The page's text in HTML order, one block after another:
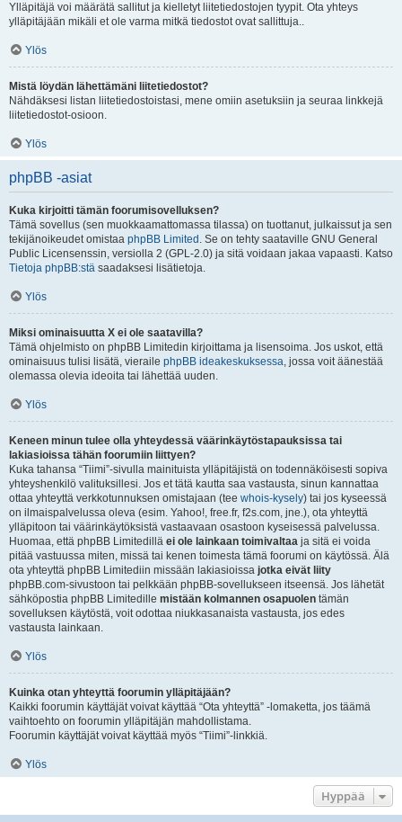
Ylläpitäjä voi määrätä sallitut ja kielletyt liitetiedostojen tyypit. Ota yhteys
ylläpitäjään mikäli et ole varma mitkä tiedostot ovat sallittuja..
Ylös
Mistä löydän lähettämäni liitetiedostot?
Nähdäksesi listan liitetiedostoistasi, mene omiin asetuksiin ja seuraa linkkejä
liitetiedostot-osioon.
Ylös
phpBB -asiat
Kuka kirjoitti tämän foorumisovelluksen?
Tämä sovellus (sen muokkaamattomassa tilassa) on tuottanut, julkaissut ja sen
tekijänoikeudet omistaa phpBB Limited . Se on tehty saataville GNU General
Public Licensenssin, versiolla 2 (GPL-2.0) ja sitä voidaan jakaa vapaasti. Katso
Tietoja phpBB:stä saadaksesi lisätietoja.
Ylös
Miksi ominaisuutta X ei ole saatavilla?
Tämä ohjelmisto on phpBB Limitedin kirjoittama ja lisensoima. Jos uskot, että
ominaisuus tulisi lisätä, vieraile phpBB ideakeskuksessa, jossa voit äänestää
olemassa olevia ideoita tai lähettää uuden.
Ylös
Keneen minun tulee olla yhteydessä väärinkäytöstapauksissa tai
lakiasioissa tähän foorumiin liittyen?
Kuka tahansa “Tiimi”-sivulla mainituista ylläpitäjistä on todennäköisesti sopiva
yhteyshenkilö valituksillesi. Jos et tätä kautta saa vastausta, sinun kannattaa
ottaa yhteyttä verkkotunnuksen omistajaan (tee whois-kysely) tai jos kyseessä
on ilmaispalvelussa oleva (esim. Yahoo!, free.fr, f2s.com, jne.), ota yhteyttä
ylläpitoon tai väärinkäytöksistä vastaavaan osastoon kyseisessä palvelussa.
Huomaa, että phpBB Limitedillä ei ole lainkaan toimivaltaa ja sitä ei voida
pitää vastuussa miten, missä tai kenen toimesta tämä foorumi on käytössä. Älä
ota yhteyttä phpBB Limitediin missään lakiasioissa jotka eivät liity
phpBB.com-sivustoon tai pelkkään phpBB-sovellukseen itseensä. Jos lähetät
sähköpostia phpBB Limitedille mistään kolmannen osapuolen tämän
sovelluksen käytöstä, voit odottaa niukkasanaista vastausta, jos edes
vastausta lainkaan.
Ylös
Kuinka otan yhteyttä foorumin ylläpitäjään?
Kaikki foorumin käyttäjät voivat käyttää “Ota yhteyttä” -lomaketta, jos täämä
vaihtoehto on foorumin ylläpitäjän mahdollistama.
Foorumin käyttäjät voivat käyttää myös “Tiimi”-linkkiä.
Ylös
Hyppää